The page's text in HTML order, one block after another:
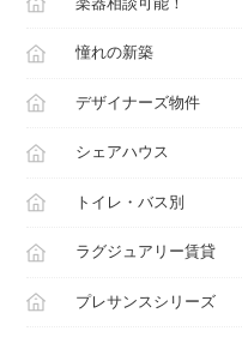
憧れの新築
デザイナーズ物件
シェアハウス
トイレ・バス別
ラグジュアリー賃貸
プレサンスシリーズ